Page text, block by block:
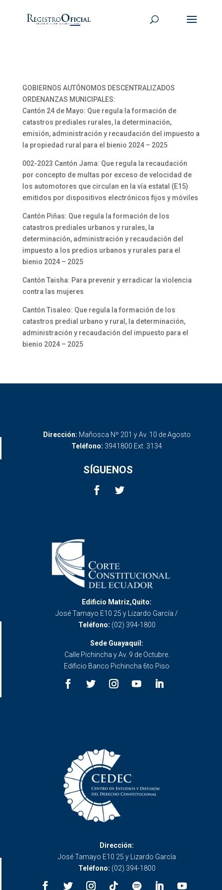
GOBIERNOS AUTÓNOMOS DESCENTRALIZADOS
ORDENANZAS MUNICIPALES:
Cantón 24 de Mayo: Que regula la formación de
catastros prediales rurales, la determinación,
emisión, administración y recaudación del impuesto a
la propiedad rural para el bienio 2024 – 2025
002-2023 Cantón Jama: Que regula la recaudación
por concepto de multas por exceso de velocidad de
los automotores que circulan en la vía estatal (E15)
emitidos por dispositivos electrónicos fijos y móviles
Cantón Piñas: Que regula la formación de los
catastros prediales urbanos y rurales, la
determinación, administración y recaudación del
impuesto a los predios urbanos y rurales para el
bienio 2024 – 2025
Cantón Taisha: Para prevenir y erradicar la violencia
contra las mujeres
Cantón Tisaleo: Que regula la formación de los
catastros predial urbano y rural, la determinación,
administración y recaudación del impuesto para el
bienio 2024 – 2025
Dirección: Mañosca Nº 201 y Av. 10 de Agosto
Teléfono: 3941800 Ext. 3134
SÍGUENOS
Edificio Matriz,Quito:
José Tamayo E10 25 y Lizardo García /
Teléfono: (02) 394-1800
Sede Guayaquil:
Calle Pichincha y Av. 9 de Octubre.
Edificio Banco Pichincha 6to Piso
Dirección:
José Tamayo E10 25 y Lizardo García
Teléfono: (02) 394-1800